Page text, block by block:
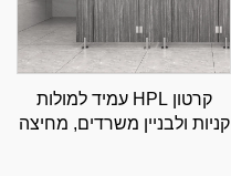
קרטון HPL עמיד למולות
קניות ולבניין משרדים, מחיצה